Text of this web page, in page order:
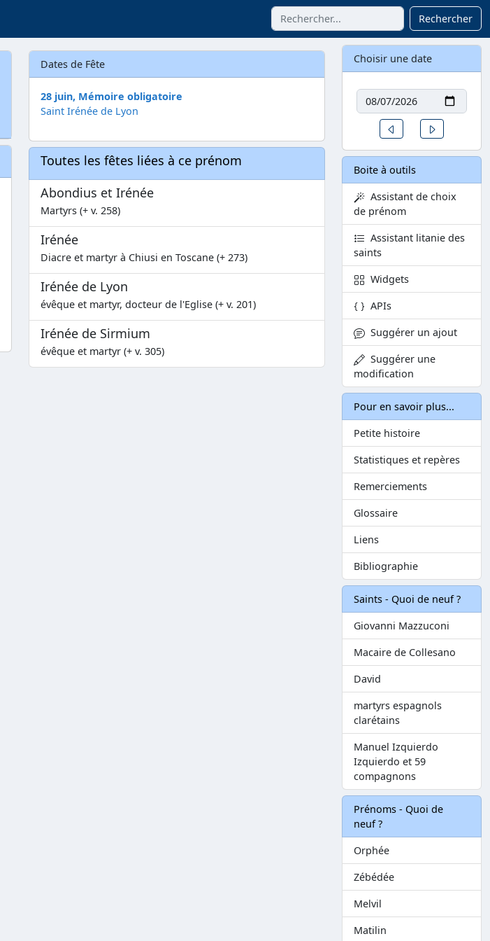
Rechercher
Dates de Fête
28 juin, Mémoire obligatoire
Saint Irénée de Lyon
Toutes les fêtes liées à ce prénom
Abondius et Irénée
Martyrs (+ v. 258)
Irénée
Diacre et martyr à Chiusi en Toscane (+ 273)
Irénée de Lyon
évêque et martyr, docteur de l'Eglise (+ v. 201)
Irénée de Sirmium
évêque et martyr (+ v. 305)
Choisir une date
Date
Un jour avant
Boite à outils
Assistant de choix
de prénom
Assistant litanie des
saints
Widgets
APIs
Suggérer un ajout
Suggérer une
modification
Pour en savoir plus...
Petite histoire
Statistiques et repères
Remerciements
Glossaire
Liens
Bibliographie
Saints - Quoi de neuf ?
Giovanni Mazzuconi
Macaire de Collesano
David
martyrs espagnols
clarétains
Manuel Izquierdo
Izquierdo et 59
compagnons
Prénoms - Quoi de
neuf ?
Orphée
Zébédée
Melvil
Matilin